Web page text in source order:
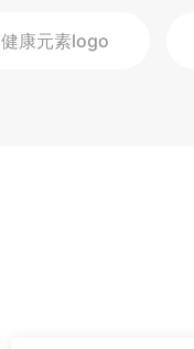
健康元素logo